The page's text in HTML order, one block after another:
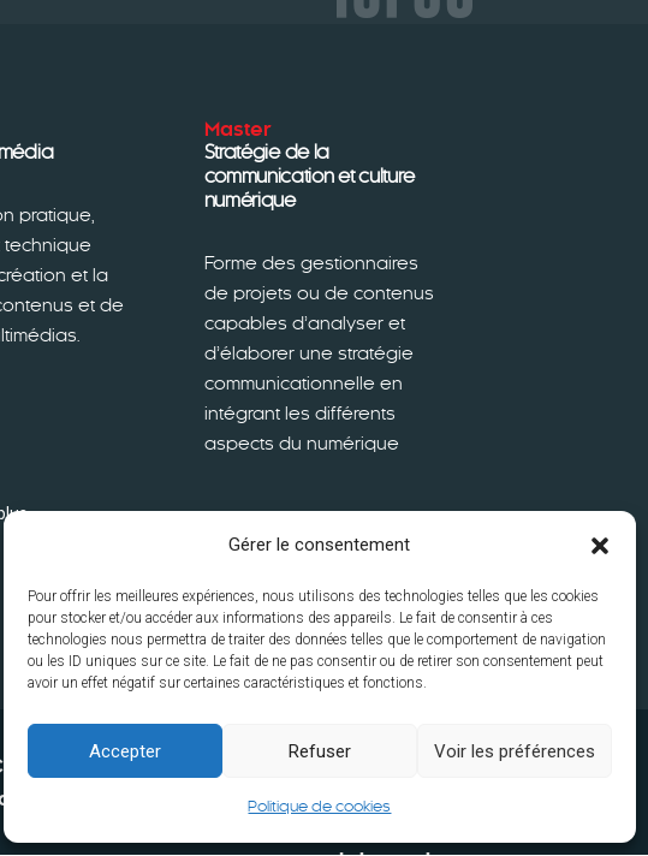
Gérer le consentement
Pour offrir les meilleures expériences, nous utilisons des technologies telles que les cookies
pour stocker et/ou accéder aux informations des appareils. Le fait de consentir à ces
technologies nous permettra de traiter des données telles que le comportement de navigation
ou les ID uniques sur ce site. Le fait de ne pas consentir ou de retirer son consentement peut
avoir un effet négatif sur certaines caractéristiques et fonctions.
Accepter Refuser Voir les préférences
Politique de cookies
pratique,
et la
et de
Master
Stratégie de la
communication et culture
numérique
Forme des gestionnaires
de projets ou de contenus
capables d’analyser et
d’élaborer une stratégie
communicationnelle en
intégrant les différents
aspects du numérique
Contacts
cookies